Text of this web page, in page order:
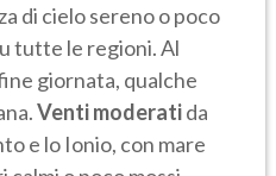
di cielo sereno o poco
tutte le regioni. Al
giornata, qualche
Venti moderatida
e lo Ionio, con mare